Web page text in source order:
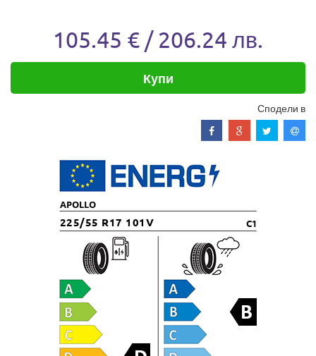
105.45 € / 206.24 лв.
Купи
Сподели в
APOLLO
225/55 R17 101V C1